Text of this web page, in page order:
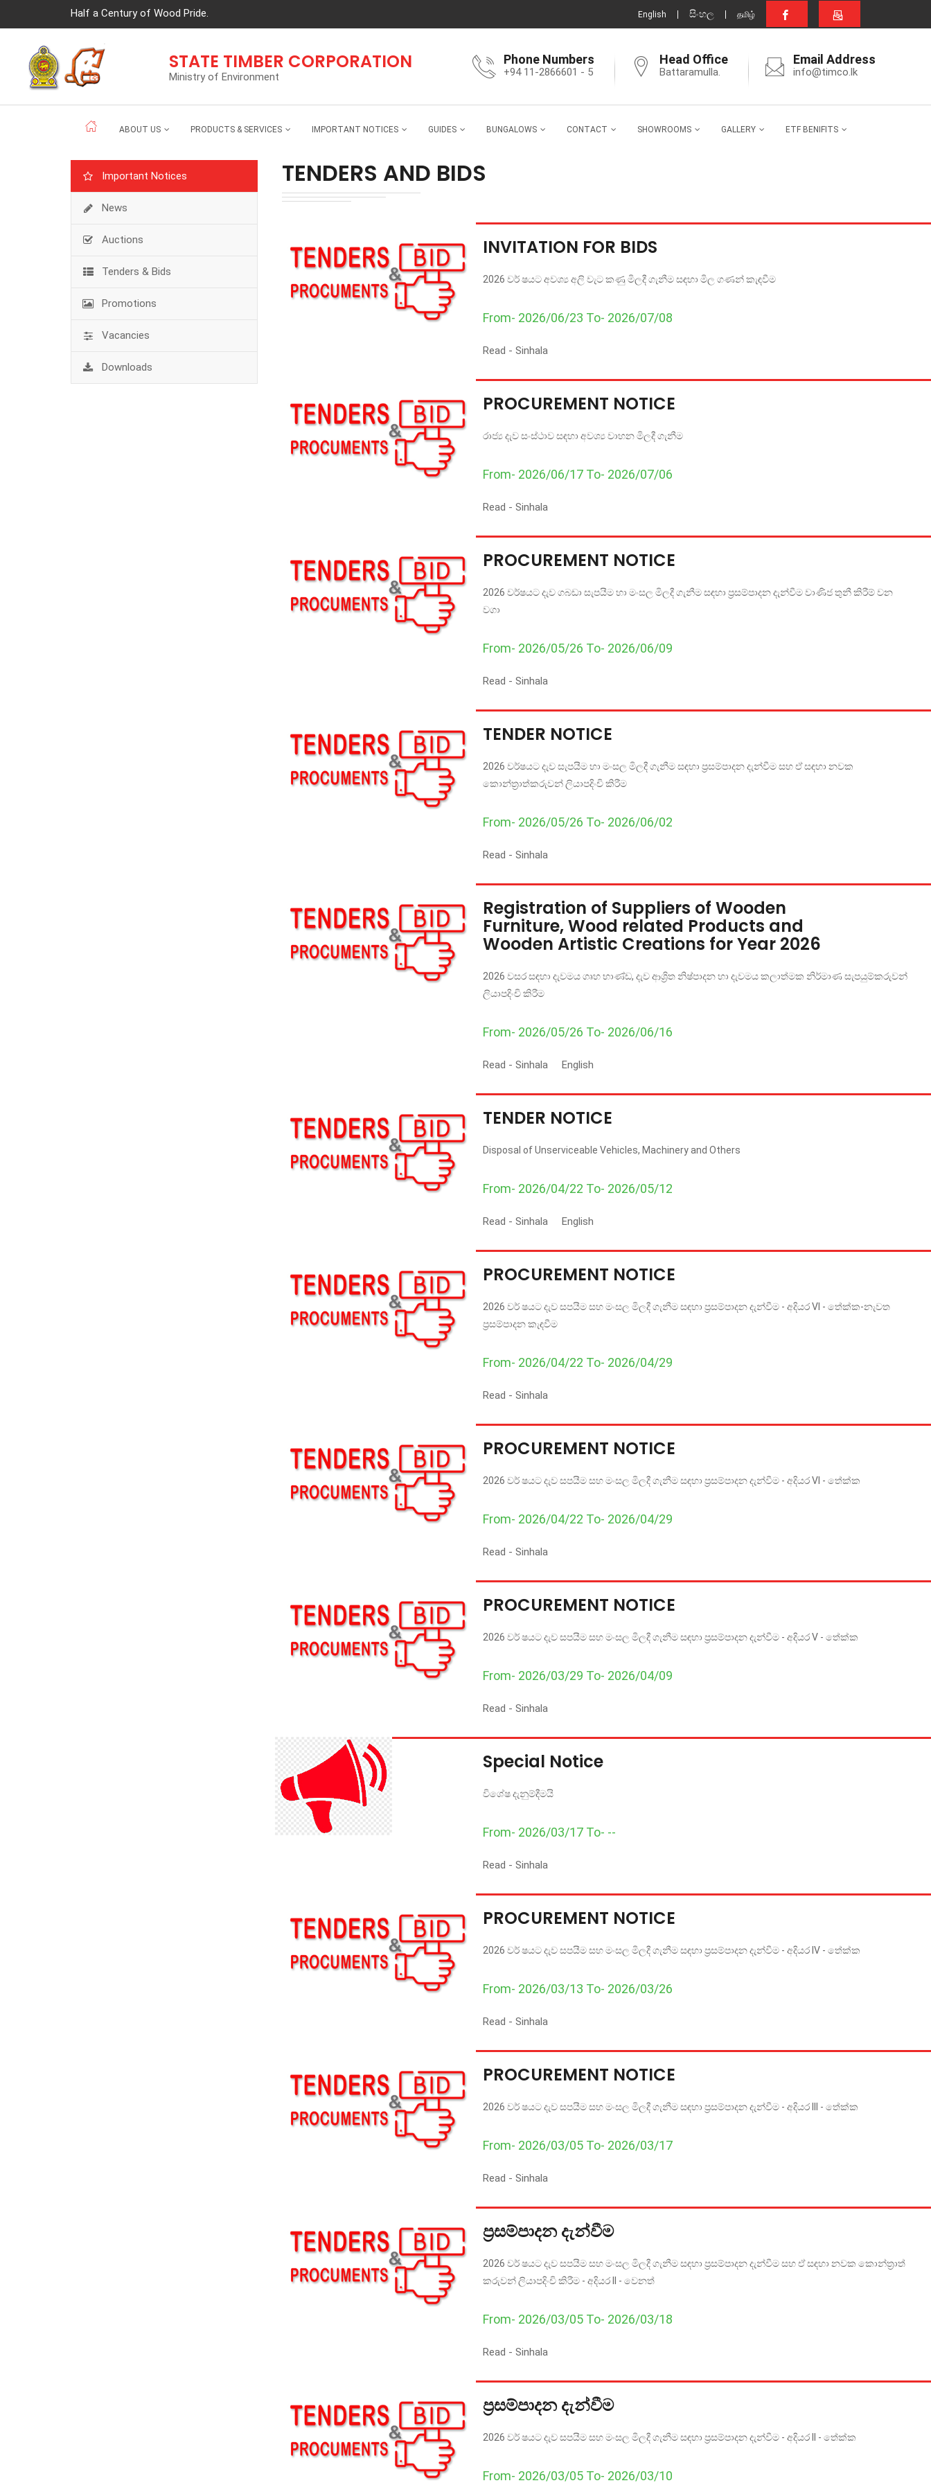
Half a Century of Wood Pride. English සිංහල தமிழ்
STATE TIMBER CORPORATION
Ministry of Environment
Phone Numbers
+94 11-2866601 - 5
Head Office
Battaramulla.
Email Address
info@timco.lk
ABOUT US PRODUCTS & SERVICES IMPORTANT NOTICES GUIDES BUNGALOWS CONTACT SHOWROOMS GALLERY ETF BENIFITS
Important Notices
News
Auctions
Tenders & Bids
Promotions
Vacancies
Downloads
TENDERS AND BIDS
INVITATION FOR BIDS
2026 වර් ෂයට අවශ්‍ය අලි වැට කණු මිලදී ගැනීම සඳහා මිල ගණන් කැඳවීම
From- 2026/06/23 To- 2026/07/08
Read - Sinhala
PROCUREMENT NOTICE
රාජ්‍ය දැව සංස්ථාව සඳහා අවශ්‍ය වාහන මිලදී ගැනීම
From- 2026/06/17 To- 2026/07/06
Read - Sinhala
PROCUREMENT NOTICE
2026 වර්ෂයට දැව ගබඩා සැපයීම හා මංසල මිලදී ගැනීම සඳහා ප්‍රසම්පාදන දැන්වීම වාණිජ තුනී කිරීම් වන
වගා
From- 2026/05/26 To- 2026/06/09
Read - Sinhala
TENDER NOTICE
2026 වර්ෂයට දැව සැපයීම හා මංසල මිලදී ගැනීම සඳහා ප්‍රසම්පාදන දැන්වීම සහ ඒ සඳහා නවක
කොන්ත්‍රාත්කරුවන් ලියාපදිංචි කිරීම
From- 2026/05/26 To- 2026/06/02
Read - Sinhala
Registration of Suppliers of Wooden
Furniture, Wood related Products and
Wooden Artistic Creations for Year 2026
2026 වසර සඳහා දැවමය ගෘහ භාණ්ඩ, දැව ආශ්‍රිත නිෂ්පාදන හා දැවමය කලාත්මක නිර්මාණ සැපයුම්කරුවන්
ලියාපදිංචි කිරීම
From- 2026/05/26 To- 2026/06/16
Read - Sinhala English
TENDER NOTICE
Disposal of Unserviceable Vehicles, Machinery and Others
From- 2026/04/22 To- 2026/05/12
Read - Sinhala English
PROCUREMENT NOTICE
2026 වර් ෂයට දැව සපයීම සහ මංසල මිලදී ගැනීම සඳහා ප්‍රසම්පාදන දැන්වීම - අදියර VI - තේක්ක-නැවත
ප්‍රසම්පාදන කැඳවීම
From- 2026/04/22 To- 2026/04/29
Read - Sinhala
PROCUREMENT NOTICE
2026 වර් ෂයට දැව සපයීම සහ මංසල මිලදී ගැනීම සඳහා ප්‍රසම්පාදන දැන්වීම - අදියර VI - තේක්ක
From- 2026/04/22 To- 2026/04/29
Read - Sinhala
PROCUREMENT NOTICE
2026 වර් ෂයට දැව සපයීම සහ මංසල මිලදී ගැනීම සඳහා ප්‍රසම්පාදන දැන්වීම - අදියර V - තේක්ක
From- 2026/03/29 To- 2026/04/09
Read - Sinhala
Special Notice
විශේෂ දැනුම්දීමයි
From- 2026/03/17 To- --
Read - Sinhala
PROCUREMENT NOTICE
2026 වර් ෂයට දැව සපයීම සහ මංසල මිලදී ගැනීම සඳහා ප්‍රසම්පාදන දැන්වීම - අදියර IV - තේක්ක
From- 2026/03/13 To- 2026/03/26
Read - Sinhala
PROCUREMENT NOTICE
2026 වර් ෂයට දැව සපයීම සහ මංසල මිලදී ගැනීම සඳහා ප්‍රසම්පාදන දැන්වීම - අදියර III - තේක්ක
From- 2026/03/05 To- 2026/03/17
Read - Sinhala
ප්‍රසම්පාදන දැන්වීම
2026 වර් ෂයට දැව සපයීම සහ මංසල මිලදී ගැනීම සඳහා ප්‍රසම්පාදන දැන්වීම සහ ඒ සඳහා නවක කොන්ත්‍රාත්
කරුවන් ලියාපදිංචි කිරීම - අදියර II - වෙනත්
From- 2026/03/05 To- 2026/03/18
Read - Sinhala
ප්‍රසම්පාදන දැන්වීම
2026 වර් ෂයට දැව සපයීම සහ මංසල මිලදී ගැනීම සඳහා ප්‍රසම්පාදන දැන්වීම - අදියර II - තේක්ක
From- 2026/03/05 To- 2026/03/10